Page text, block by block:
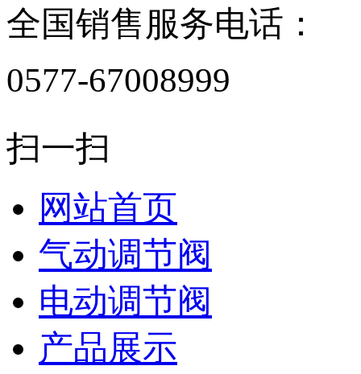
全国销售服务电话：
0577-67008999
扫一扫
网站首页
气动调节阀
电动调节阀
产品展示